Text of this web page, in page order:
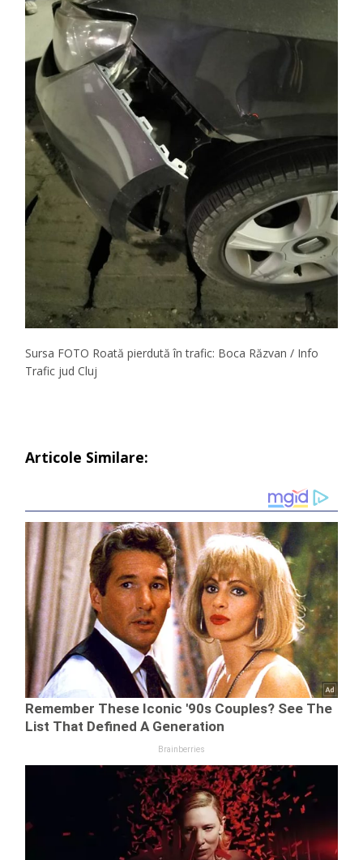
Sursa FOTO Roată pierdută în trafic: Boca Răzvan / Info
Trafic jud Cluj
Articole Similare: